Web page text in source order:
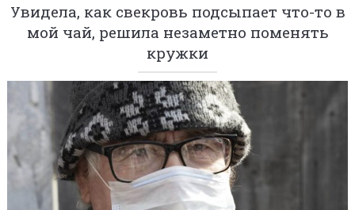
Увидела, как свекровь подсыпает что-то в
мой чай, решила незаметно поменять
кружки